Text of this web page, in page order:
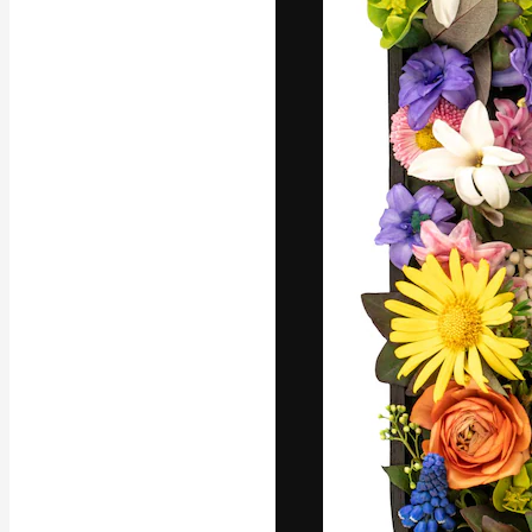
La plataforma
trabajo. Más
entre
estudios.
Español
Copyright ©